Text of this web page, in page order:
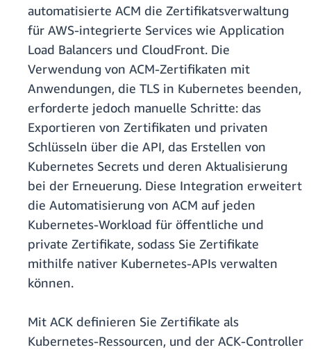
automatisierte ACM die Zertifikatsverwaltung
für AWS-integrierte Services wie Application
Load Balancers und CloudFront. Die
Verwendung von ACM-Zertifikaten mit
Anwendungen, die TLS in Kubernetes beenden,
erforderte jedoch manuelle Schritte: das
Exportieren von Zertifikaten und privaten
Schlüsseln über die API, das Erstellen von
Kubernetes Secrets und deren Aktualisierung
bei der Erneuerung. Diese Integration erweitert
die Automatisierung von ACM auf jeden
Kubernetes-Workload für öffentliche und
private Zertifikate, sodass Sie Zertifikate
mithilfe nativer Kubernetes-APIs verwalten
können.
Mit ACK definieren Sie Zertifikate als
Kubernetes-Ressourcen, und der ACK-Controller